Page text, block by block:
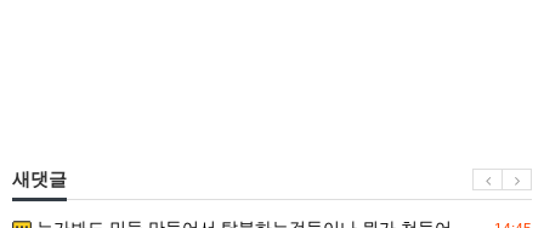
새댓글